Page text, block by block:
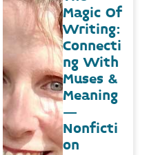
Magic Of
Writing:
Connecti
ng With
Muses &
Meaning
–
Nonficti
on